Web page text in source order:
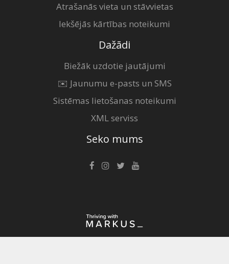
Atrašanās vieta un stāvvietas
Iekšējās kārtības noteikumi
Dažādi
Biežāk uzdotie jautājumi
✉️ Jaunumu e-pasts un SMS
Sistēmas lietošanas noteikumi
XML serviss
Seko mums